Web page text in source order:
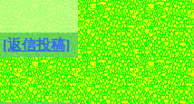
[返信投稿]